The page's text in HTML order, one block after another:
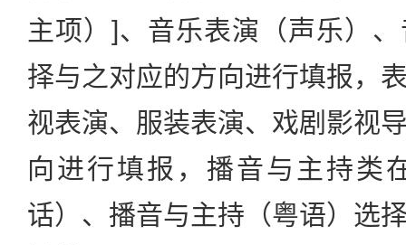
主项）]、音乐表演（声乐）
择与之对应的方向进行填报，
视表演、服装表演、戏剧影视
向进行填报，播音与主持类
话）、播音与主持（粤语）选